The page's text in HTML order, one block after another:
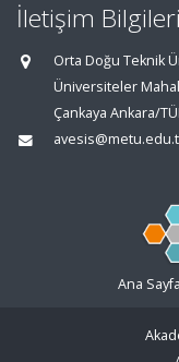
İletişim Bilgileri
Orta Doğu Teknik
Üniversiteler
Çankaya Ankara/
Ana Sayfa